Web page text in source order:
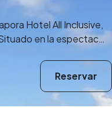
Hotel All Inclusive,
en la espectac…
Reservar